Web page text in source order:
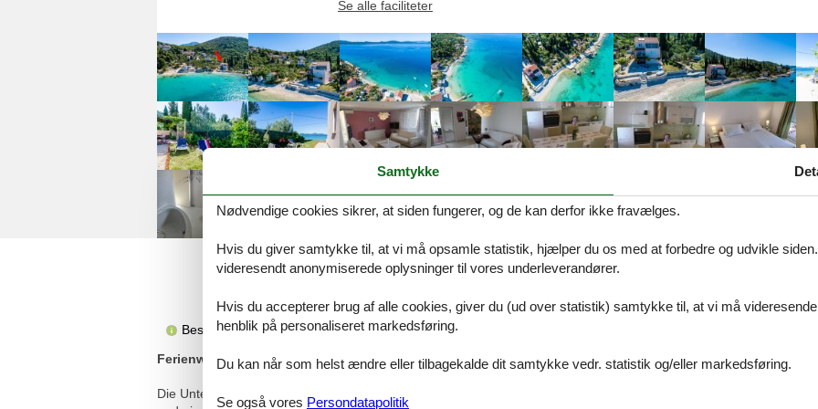
Se alle faciliteter
Beskrivelse
Beskrivelsen foreligger desværre ikke på Dansk. Se teksten på Tysk nedenfor, eller se den maskinoversatte
Ferienwohnungen am Meer Sladenovici, Dubrovnik - 9012, 2-Zimmer-Ferienwohnung am Strand
Die Unterkunft 9012 liegt direkt am Meer in Sladenovici auf der Dubrovnik Riviera in Süddalmatien. Sie bietet drei
Samtykke
Nødvendige cookies sikrer, at siden fungerer, og de kan derfor ikke fravælges.
Hvis du giver samtykke til, at vi må opsamle statistik, hjælper du os med at forbedre og udvikle
videresendt anonymiserede oplysninger til vores underleverandører.
Hvis du accepterer brug af alle cookies, giver du (ud over statistik) samtykke til, at vi må
henblik på personaliseret markedsføring.
Du kan når som helst ændre eller tilbagekalde dit samtykke vedr. statistik og/eller markedsføring.
Se også vores Persondatapolitik